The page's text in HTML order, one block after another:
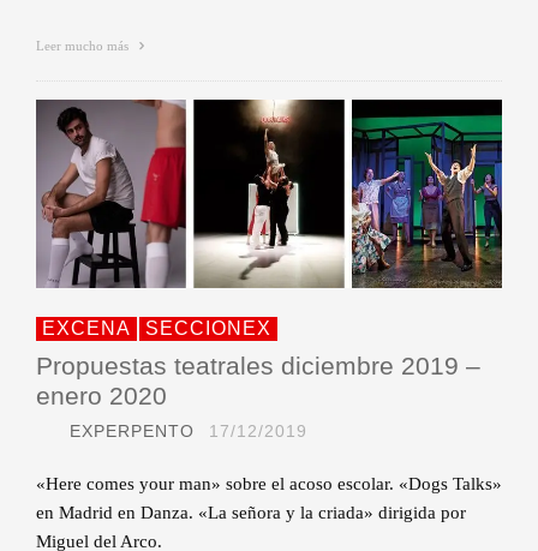
Leer mucho más
EXCENA SECCIONEX
Propuestas teatrales diciembre 2019 –
enero 2020
EXPERPENTO 17/12/2019
«Here comes your man» sobre el acoso escolar. «Dogs Talks»
en Madrid en Danza. «La señora y la criada» dirigida por
Miguel del Arco.